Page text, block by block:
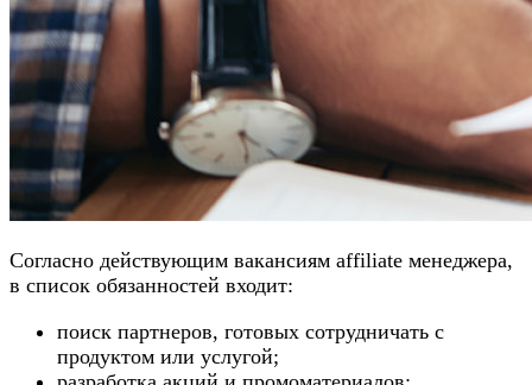
Согласно действующим вакансиям affiliate менеджера,
в список обязанностей входит:
поиск партнеров, готовых сотрудничать с
продуктом или услугой;